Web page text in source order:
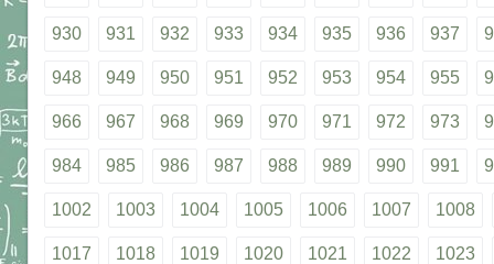
930 931 932 933 934 935 936 937
948 949 950 951 952 953 954 955
966 967 968 969 970 971 972 973
984 985 986 987 988 989 990 991
1002 1003 1004 1005 1006 1007 1008
1017 1018 1019 1020 1021 1022 1023